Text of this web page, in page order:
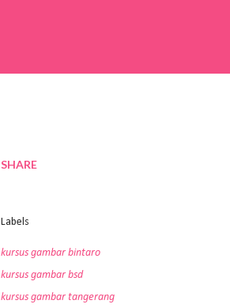
SHARE
Labels
kursus gambar bintaro
kursus gambar bsd
kursus gambar tangerang